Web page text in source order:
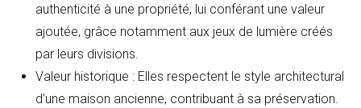
authenticité à une propriété, lui conférant une valeur
ajoutée, grâce notamment aux jeux de lumière créés
par leurs divisions.
Valeur historique : Elles respectent le style architectural
d’une maison ancienne, contribuant à sa préservation.